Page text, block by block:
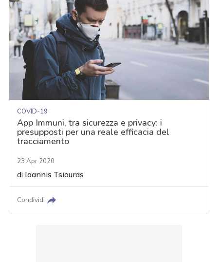
COVID-19
App Immuni, tra sicurezza e privacy: i
presupposti per una reale efficacia del
tracciamento
23 Apr 2020
di Ioannis Tsiouras
Condividi